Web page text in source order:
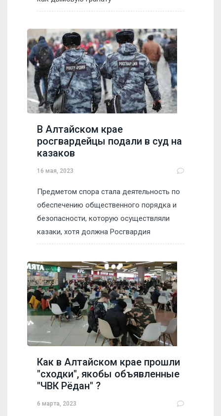
В Алтайском крае
росгвардейцы подали в суд на
казаков
16 мая, 2023
Предметом спора стала деятельность по
обеспечению общественного порядка и
безопасности, которую осуществляли
казаки, хотя должна Росгвардия
Как в Алтайском крае прошли
"сходки", якобы объявленные
"ЧВК Рёдан" ?
6 марта, 2023